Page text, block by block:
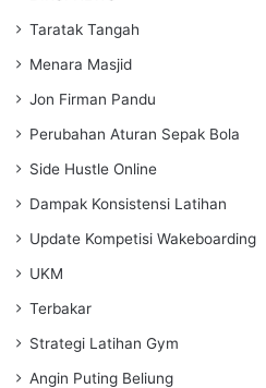
Taratak Tangah
Menara Masjid
Jon Firman Pandu
Perubahan Aturan Sepak Bola
Side Hustle Online
Dampak Konsistensi Latihan
Update Kompetisi Wakeboarding
UKM
Terbakar
Strategi Latihan Gym
Angin Puting Beliung